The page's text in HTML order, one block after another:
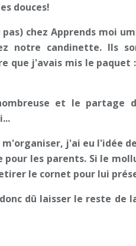
douces!
chez Apprends moi
notre candinette. Ils
que j'avais mis le paquet
et le partage
j'ai eu l'idée
les parents. Si le
le cornet pour lui
dû laisser le reste de